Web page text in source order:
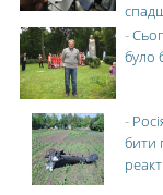
-
було
-
бити